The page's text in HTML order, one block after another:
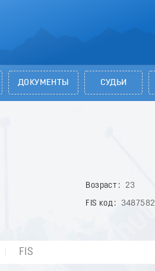
ДОКУМЕНТЫ СУДЬИ
Возраст
23
FIS код
3487582
FIS